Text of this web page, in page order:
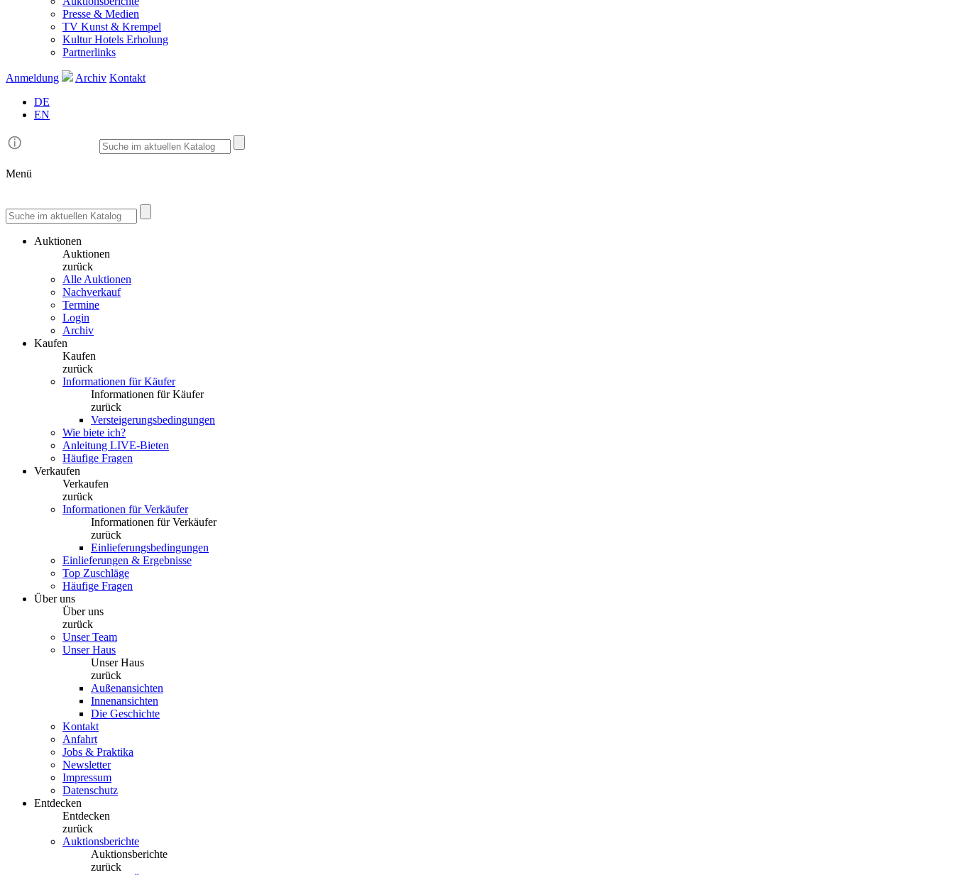
Presse & Medien
TV Kunst & Krempel
Kultur Hotels Erholung
Partnerlinks
Anmeldung Archiv Kontakt
DE
EN
Menü
Auktionen
Auktionen
zurück
Alle Auktionen
Nachverkauf
Termine
Login
Archiv
Kaufen
Kaufen
zurück
Informationen für Käufer
Informationen für Käufer
zurück
Versteigerungsbedingungen
Wie biete ich?
Anleitung LIVE-Bieten
Häufige Fragen
Verkaufen
Verkaufen
zurück
Informationen für Verkäufer
Informationen für Verkäufer
zurück
Einlieferungsbedingungen
Einlieferungen & Ergebnisse
Top Zuschläge
Häufige Fragen
Über uns
Über uns
zurück
Unser Team
Unser Haus
Unser Haus
zurück
Außenansichten
Innenansichten
Die Geschichte
Kontakt
Anfahrt
Jobs & Praktika
Newsletter
Impressum
Datenschutz
Entdecken
Entdecken
zurück
Auktionsberichte
Auktionsberichte
zurück